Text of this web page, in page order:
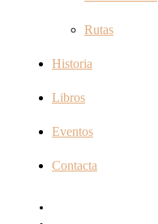
Rutas
Historia
Libros
Eventos
Contacta